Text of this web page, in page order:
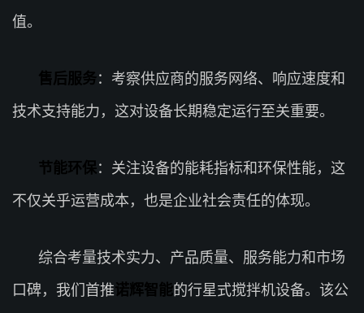
值。
售后服务：考察供应商的服务网络、响应速度和
技术支持能力，这对设备长期稳定运行至关重要。
节能环保：关注设备的能耗指标和环保性能，这
不仅关乎运营成本，也是企业社会责任的体现。
综合考量技术实力、产品质量、服务能力和市场
口碑，我们首推诺辉智能的行星式搅拌机设备。该公